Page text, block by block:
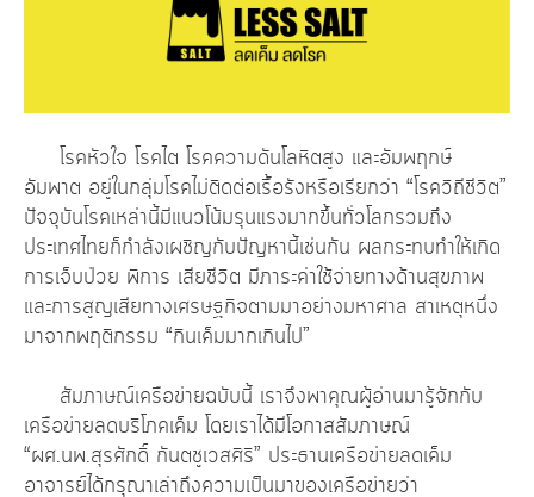
โรคหัวใจ โรคไต โรคความดันโลหิตสูง และอัมพฤกษ์
อัมพาต อยู่ในกลุ่มโรคไม่ติดต่อเรื้อรังหรือเรียกว่า “โรควิถีชีวิต”
ปัจจุบันโรคเหล่านี้มีแนวโน้มรุนแรงมากขึ้นทั่วโลกรวมถึง
ประเทศไทยก็กำลังเผชิญกับปัญหานี้เช่นกัน ผลกระทบทำให้เกิด
การเจ็บป่วย พิการ เสียชีวิต มีภาระค่าใช้จ่ายทางด้านสุขภาพ
และการสูญเสียทางเศรษฐกิจตามมาอย่างมหาศาล สาเหตุหนึ่ง
มาจากพฤติกรรม “กินเค็มมากเกินไป”
สัมภาษณ์เครือข่ายฉบับนี้ เราจึงพาคุณผู้อ่านมารู้จักกับ
เครือข่ายลดบริโภคเค็ม โดยเราได้มีโอกาสสัมภาษณ์
“ผศ.นพ.สุรศักดิ์ กันตชูเวสศิริ” ประธานเครือข่ายลดเค็ม
อาจารย์ได้กรุณาเล่าถึงความเป็นมาของเครือข่ายว่า